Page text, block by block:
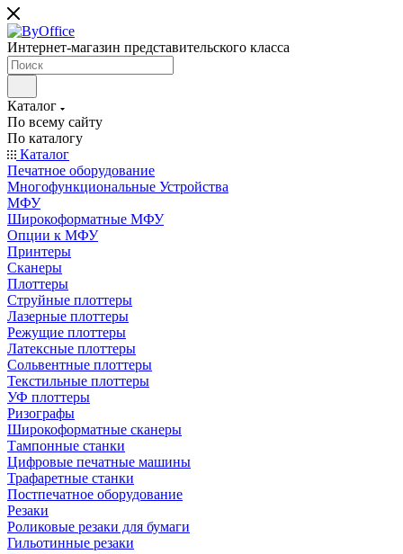
Интернет-магазин представительского класса
Каталог
По всему сайту
По каталогу
Каталог
Печатное оборудование
Многофункциональные Устройства
МФУ
Широкоформатные МФУ
Опции к МФУ
Принтеры
Сканеры
Плоттеры
Струйные плоттеры
Лазерные плоттеры
Режущие плоттеры
Латексные плоттеры
Сольвентные плоттеры
Текстильные плоттеры
УФ плоттеры
Ризографы
Широкоформатные сканеры
Тампонные станки
Цифровые печатные машины
Трафаретные станки
Постпечатное оборудование
Резаки
Роликовые резаки для бумаги
Гильотинные резаки